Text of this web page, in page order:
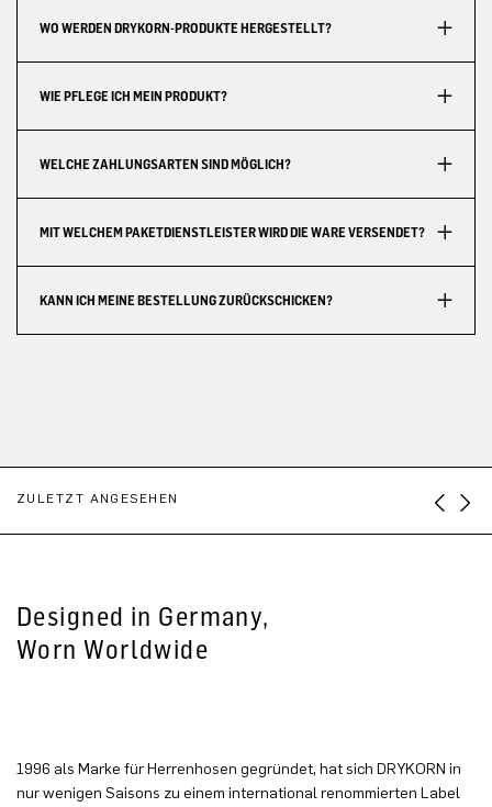
WO WERDEN DRYKORN-PRODUKTE HERGESTELLT?
WIE PFLEGE ICH MEIN PRODUKT?
WELCHE ZAHLUNGSARTEN SIND MÖGLICH?
MIT WELCHEM PAKETDIENSTLEISTER WIRD DIE WARE VERSENDET?
KANN ICH MEINE BESTELLUNG ZURÜCKSCHICKEN?
ZULETZT ANGESEHEN
Designed in Germany,
Worn Worldwide
1996 als Marke für Herrenhosen gegründet, hat sich DRYKORN in
nur wenigen Saisons zu einem international renommierten Label